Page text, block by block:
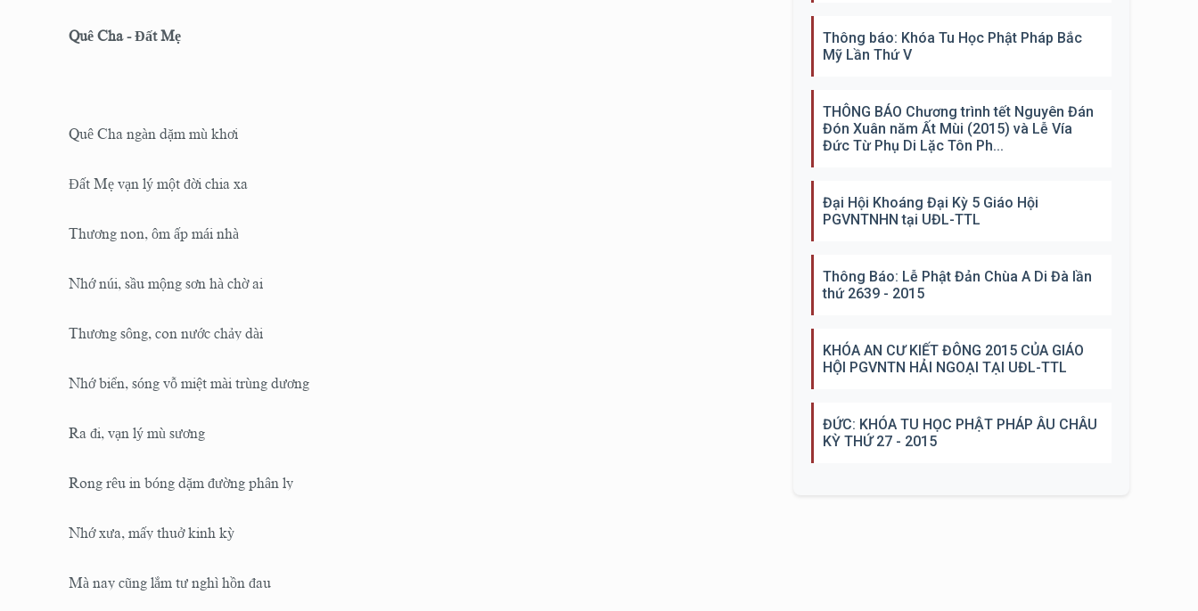
Quê Cha - Đất Mẹ
Quê Cha ngàn dặm mù khơi
Đất Mẹ vạn lý một đời chia xa
Thương non, ôm ấp mái nhà
Nhớ núi, sầu mộng sơn hà chờ ai
Thương sông, con nước chảy dài
Nhớ biển, sóng vỗ miệt mài trùng dương
Ra đi, vạn lý mù sương
Rong rêu in bóng dặm đường phân ly
Nhớ xưa, mấy thuở kinh kỳ
Mà nay cũng lắm tư nghì hồn đau
Thông báo: Khóa Tu Học Phật Pháp Bắc
Mỹ Lần Thứ V
THÔNG BÁO Chương trình tết Nguyên Đán
Đón Xuân năm Ất Mùi (2015) và Lễ Vía
Đức Từ Phụ Di Lặc Tôn Ph...
Đại Hội Khoáng Đại Kỳ 5 Giáo Hội
PGVNTNHN tại UĐL-TTL
Thông Báo: Lễ Phật Đản Chùa A Di Đà lần
thứ 2639 - 2015
KHÓA AN CƯ KIẾT ĐÔNG 2015 CỦA GIÁO
HỘI PGVNTN HẢI NGOẠI TẠI UĐL-TTL
ĐỨC: KHÓA TU HỌC PHẬT PHÁP ÂU CHÂU
KỲ THỨ 27 - 2015